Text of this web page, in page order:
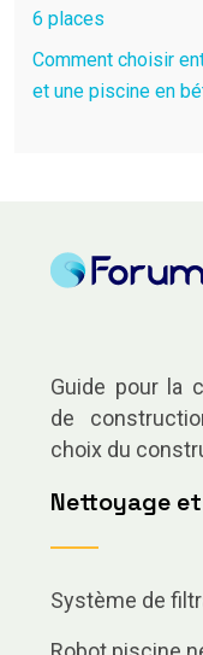
6 places
Comment choisir
et une piscine en
Guide pour la
de
choix du
Nettoyage
Système de